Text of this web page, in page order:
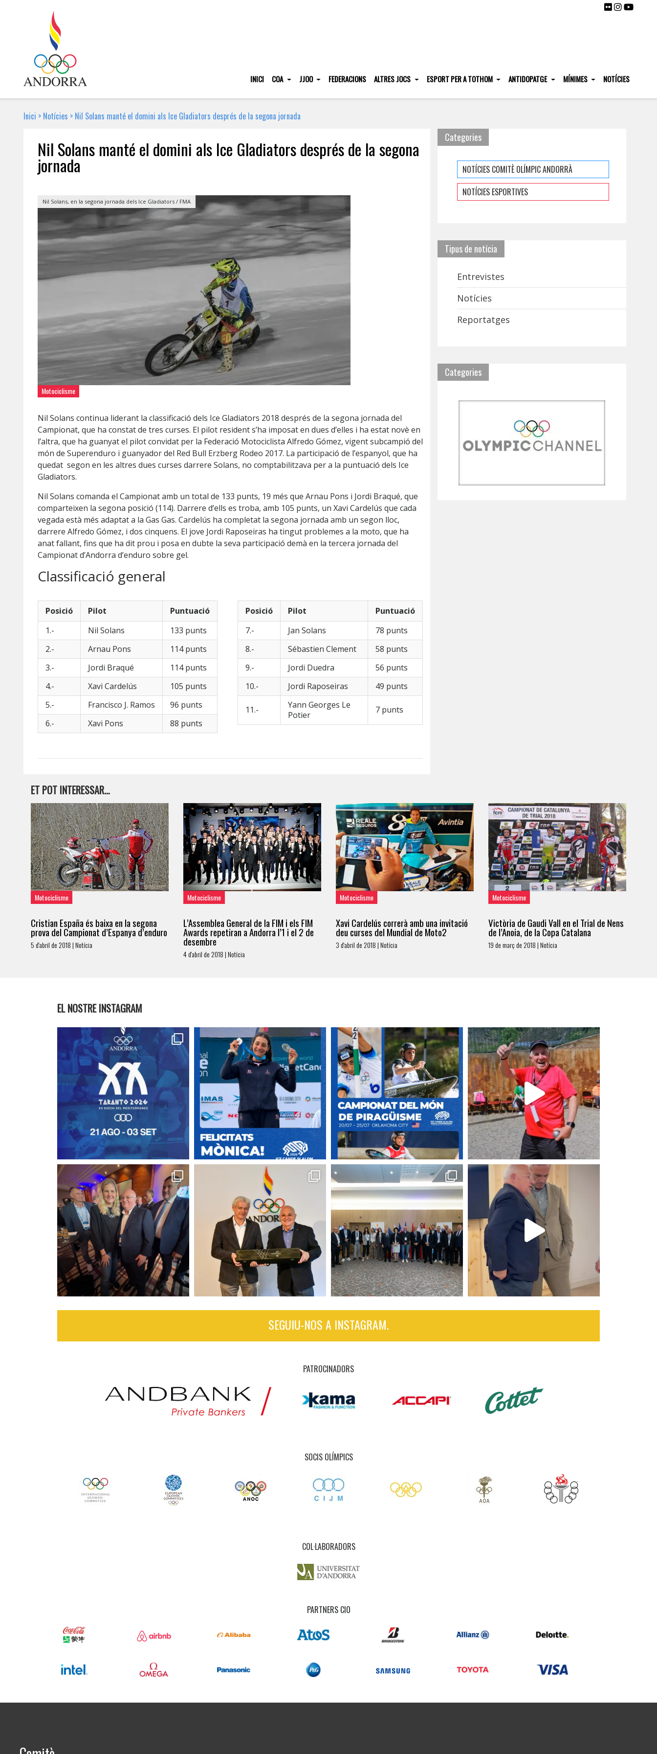
INICI COA JJOO FEDERACIONS ALTRES JOCS ESPORT PER A TOTHOM ANTIDOPATGE MÍNIMES NOTÍCIES
Inici > Notícies > Nil Solans manté el domini als Ice Gladiators després de la segona jornada
Nil Solans manté el domini als Ice Gladiators després de la segona
jornada
Nil Solans, en la segona jornada dels Ice Gladiators / FMA
Motociclisme
Nil Solans continua liderant la classificació dels Ice Gladiators 2018 després de la segona jornada del
Campionat, que ha constat de tres curses. El pilot resident s’ha imposat en dues d’elles i ha estat novè en
l’altra, que ha guanyat el pilot convidat per la Federació Motociclista Alfredo Gómez, vigent subcampió del
món de Superenduro i guanyador del Red Bull Erzberg Rodeo 2017. La participació de l’espanyol, que ha
quedat segon en les altres dues curses darrere Solans, no comptabilitzava per a la puntuació dels Ice
Gladiators.
Nil Solans comanda el Campionat amb un total de 133 punts, 19 més que Arnau Pons i Jordi Braqué, que
comparteixen la segona posició (114). Darrere d’ells es troba, amb 105 punts, un Xavi Cardelús que cada
vegada està més adaptat a la Gas Gas. Cardelús ha completat la segona jornada amb un segon lloc,
darrere Alfredo Gómez, i dos cinquens. El jove Jordi Raposeiras ha tingut problemes a la moto, que ha
anat fallant, fins que ha dit prou i posa en dubte la seva participació demà en la tercera jornada del
Campionat d’Andorra d’enduro sobre gel.
Classificació general
Posició Pilot
Puntuació
1.-
Nil Solans
133 punts
2.-
Arnau Pons
114 punts
3.-
Jordi Braqué
114 punts
4.-
Xavi Cardelús
105 punts
5.-
Francisco J. Ramos
96 punts
6.-
Xavi Pons 88 punts
Posició Pilot
Puntuació
7.-
Jan Solans
78 punts
8.-
Sébastien Clement
58 punts
9.-
Jordi Duedra
56 punts
10.-
Jordi Raposeiras 49 punts
11.-
Yann Georges Le
Potier
7 punts
Categories
NOTÍCIES COMITÈ OLÍMPIC ANDORRÀ
NOTÍCIES ESPORTIVES
Tipus de notícia
Entrevistes
Notícies
Reportatges
Categories
ET POT INTERESSAR…
Motociclisme
Cristian España és baixa en la segona
prova del Campionat d’Espanya d’enduro
5 d'abril de 2018 | Notícia
Motociclisme
L’Assemblea General de la FIM i els FIM
Awards repetiran a Andorra l’1 i el 2 de
desembre
4 d'abril de 2018 | Notícia
Motociclisme
Xavi Cardelús correrà amb una invitació
deu curses del Mundial de Moto2
3 d'abril de 2018 | Notícia
Motociclisme
Victòria de Gaudi Vall en el Trial de Nens
de l’Anoia, de la Copa Catalana
19 de març de 2018 | Notícia
EL NOSTRE INSTAGRAM
SEGUIU-NOS A INSTAGRAM.
PATROCINADORS
SOCIS OLÍMPICS
COL·LABORADORS
PARTNERS CIO